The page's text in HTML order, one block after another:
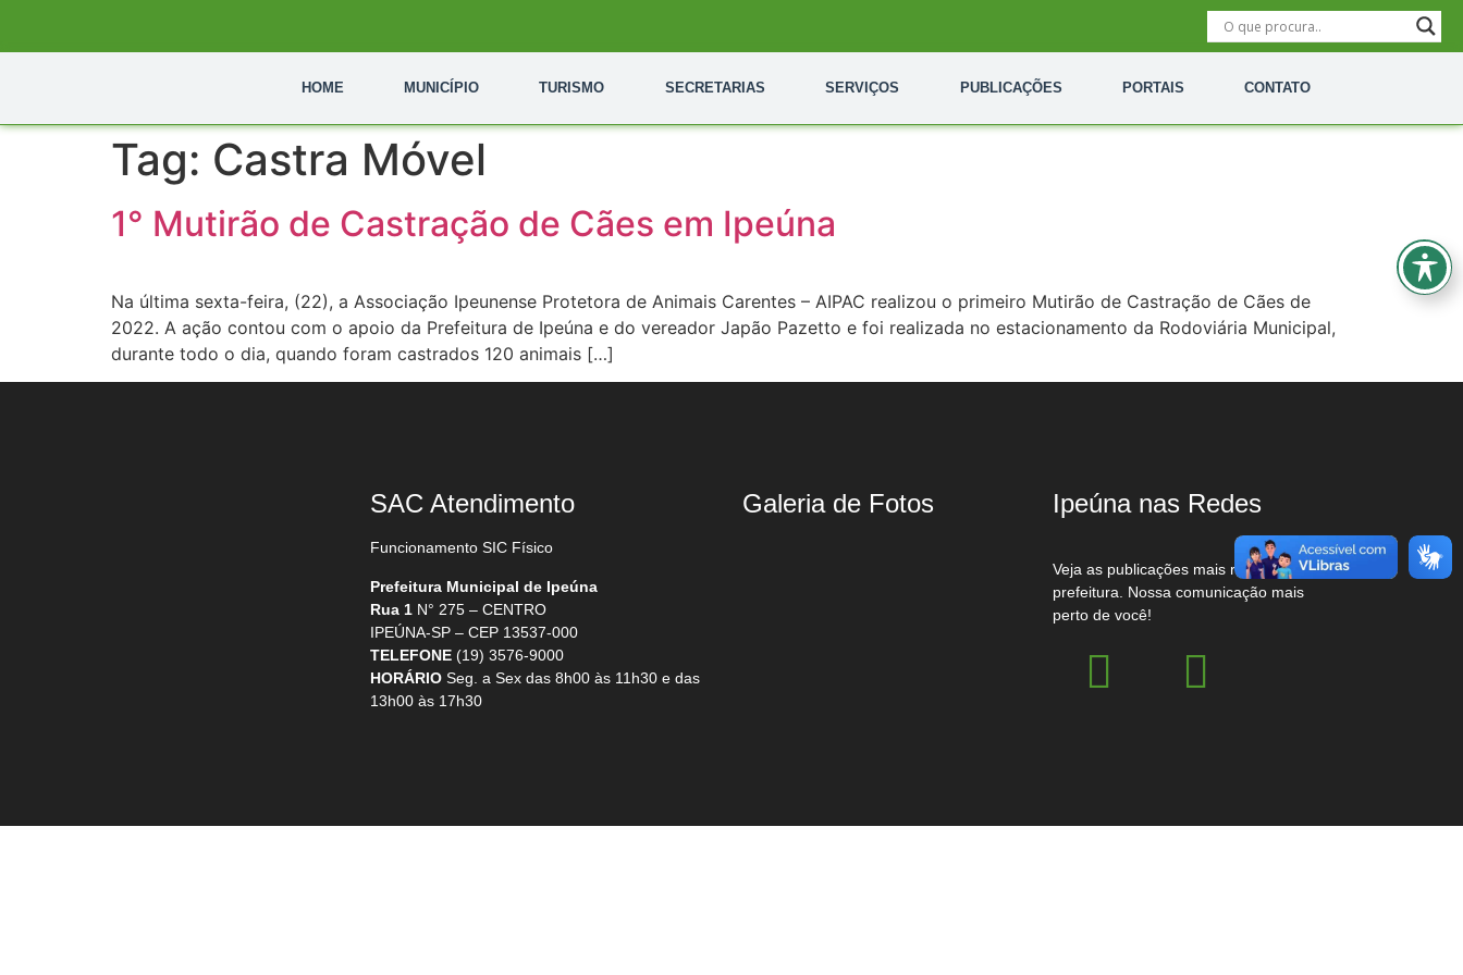
HOME MUNICÍPIO TURISMO SECRETARIAS SERVIÇOS PUBLICAÇÕES PORTAIS CONTATO
Tag: Castra Móvel
1° Mutirão de Castração de Cães em Ipeúna
Na última sexta-feira, (22), a Associação Ipeunense Protetora de Animais Carentes – AIPAC realizou o primeiro Mutirão de Castração de Cães de
2022. A ação contou com o apoio da Prefeitura de Ipeúna e do vereador Japão Pazetto e foi realizada no estacionamento da Rodoviária Municipal,
durante todo o dia, quando foram castrados 120 animais […]
SAC Atendimento
Funcionamento SIC Físico
Prefeitura Municipal de Ipeúna
Rua 1 N° 275 – CENTRO
IPEÚNA-SP – CEP 13537-000
TELEFONE (19) 3576-9000
HORÁRIO Seg. a Sex das 8h00 às 11h30 e das
13h00 às 17h30
Galeria de Fotos Ipeúna nas Redes
Veja as publicações mais recentes da
prefeitura. Nossa comunicação mais
perto de você!